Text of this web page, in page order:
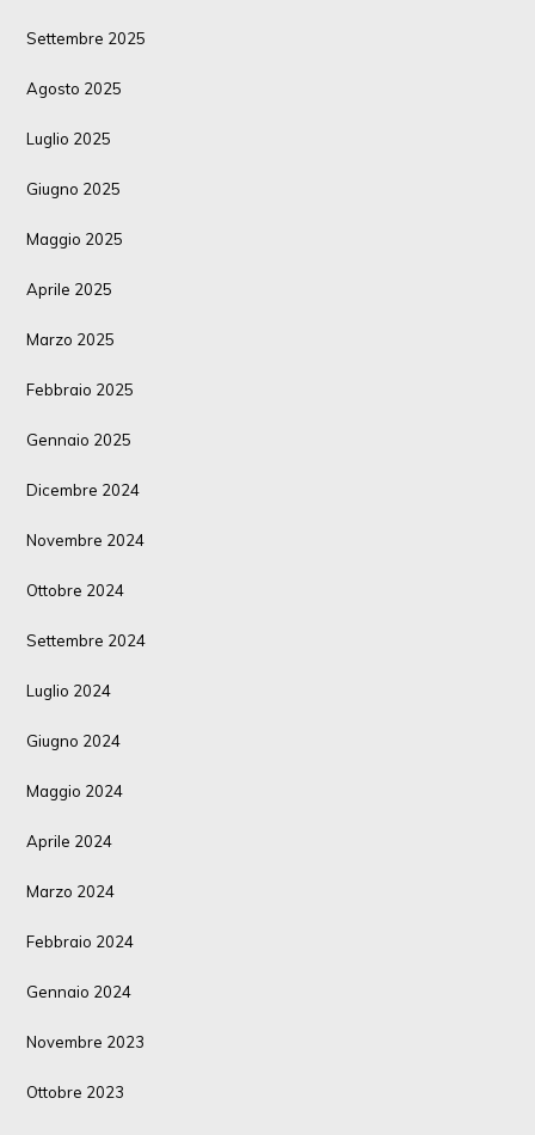
Settembre 2025
Agosto 2025
Luglio 2025
Giugno 2025
Maggio 2025
Aprile 2025
Marzo 2025
Febbraio 2025
Gennaio 2025
Dicembre 2024
Novembre 2024
Ottobre 2024
Settembre 2024
Luglio 2024
Giugno 2024
Maggio 2024
Aprile 2024
Marzo 2024
Febbraio 2024
Gennaio 2024
Novembre 2023
Ottobre 2023